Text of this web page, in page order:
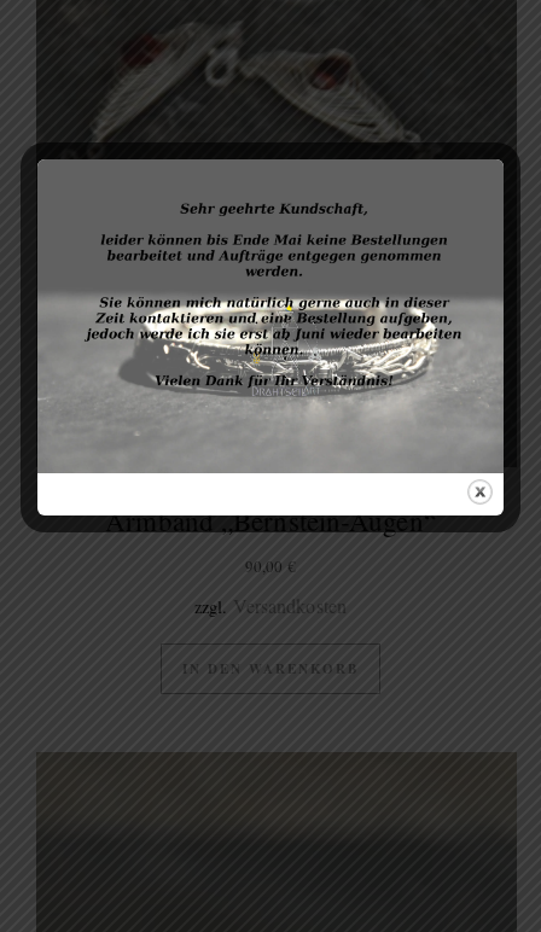
Armband „Bernstein-Augen“
90,00 €
zzgl. Versandkosten
IN DEN WARENKORB